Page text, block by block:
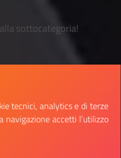
sottocategoria!
tecnici, analytics e di terze
navigazione accetti l’utilizzo